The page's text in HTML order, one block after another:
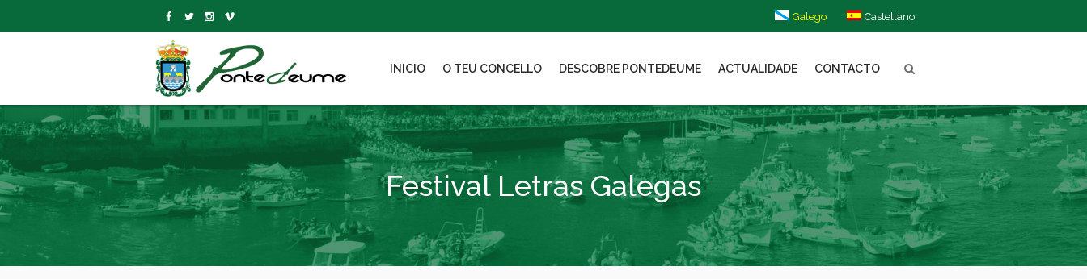
Galego Castellano
INICIO O TEU CONCELLO DESCOBRE PONTEDEUME ACTUALIDADE CONTACTO
Festival Letras Galegas